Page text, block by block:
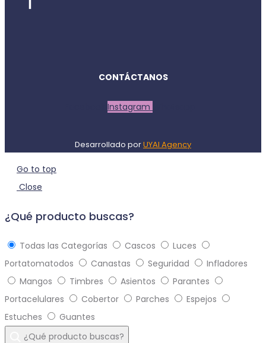
CONTÁCTANOS
Instagram
Desarrollado porUYAI Agency
Go to top
Close
¿Qué producto buscas?
Todas las Categorías Cascos
Luces
Portatomatodos
Canastas Seguridad
Infladores
Mangos
Timbres Asientos
Parantes
Portacelulares
Cobertor Parches
Espejos
Estuches
Guantes
¿Qué producto buscas?